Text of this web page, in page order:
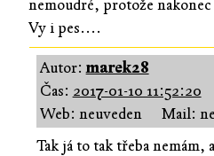
nemoudré, protože
Vy i pes....
Autor:marek28
Čas: 2017-01-10 11:52:20
Web: neuveden
Mail:
Tak já to tak třeba